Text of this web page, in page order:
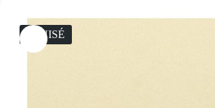
ÉPUISÉ